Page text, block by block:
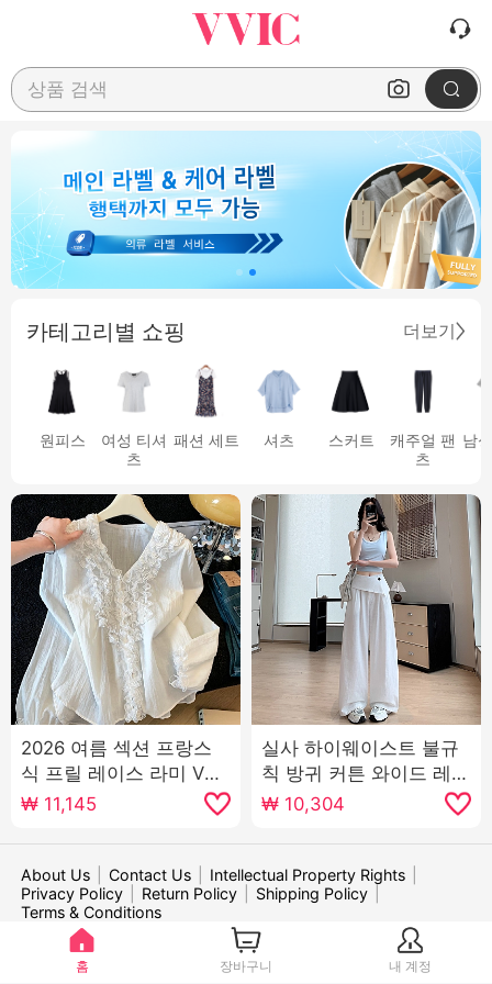
상품 검색
카테고리별 쇼핑 더보기
원피스
여성 티셔
츠
패션 세트 셔츠 스커트
캐주얼 팬
츠
남
2026 여름 섹션 프랑스
식 프릴 레이스 라미 V넥
자외선 차단 셔츠 여성 긴
소매 루즈핏 디자인 센스
켜기
₩ 11,145
실사 하이웨이스트 불규
칙 방귀 커튼 와이드 레깅
스 바지 여름 하이웨이스
트 도루 센스 다용도 루즈
핏 스트레이트 바지 야마
모토 바지
₩ 10,304
About Us Contact Us Intellectual Property Rights
Privacy Policy
Return Policy Shipping Policy
Terms & Conditions
WE ACCEPT:
홈 장바구니 내 계정